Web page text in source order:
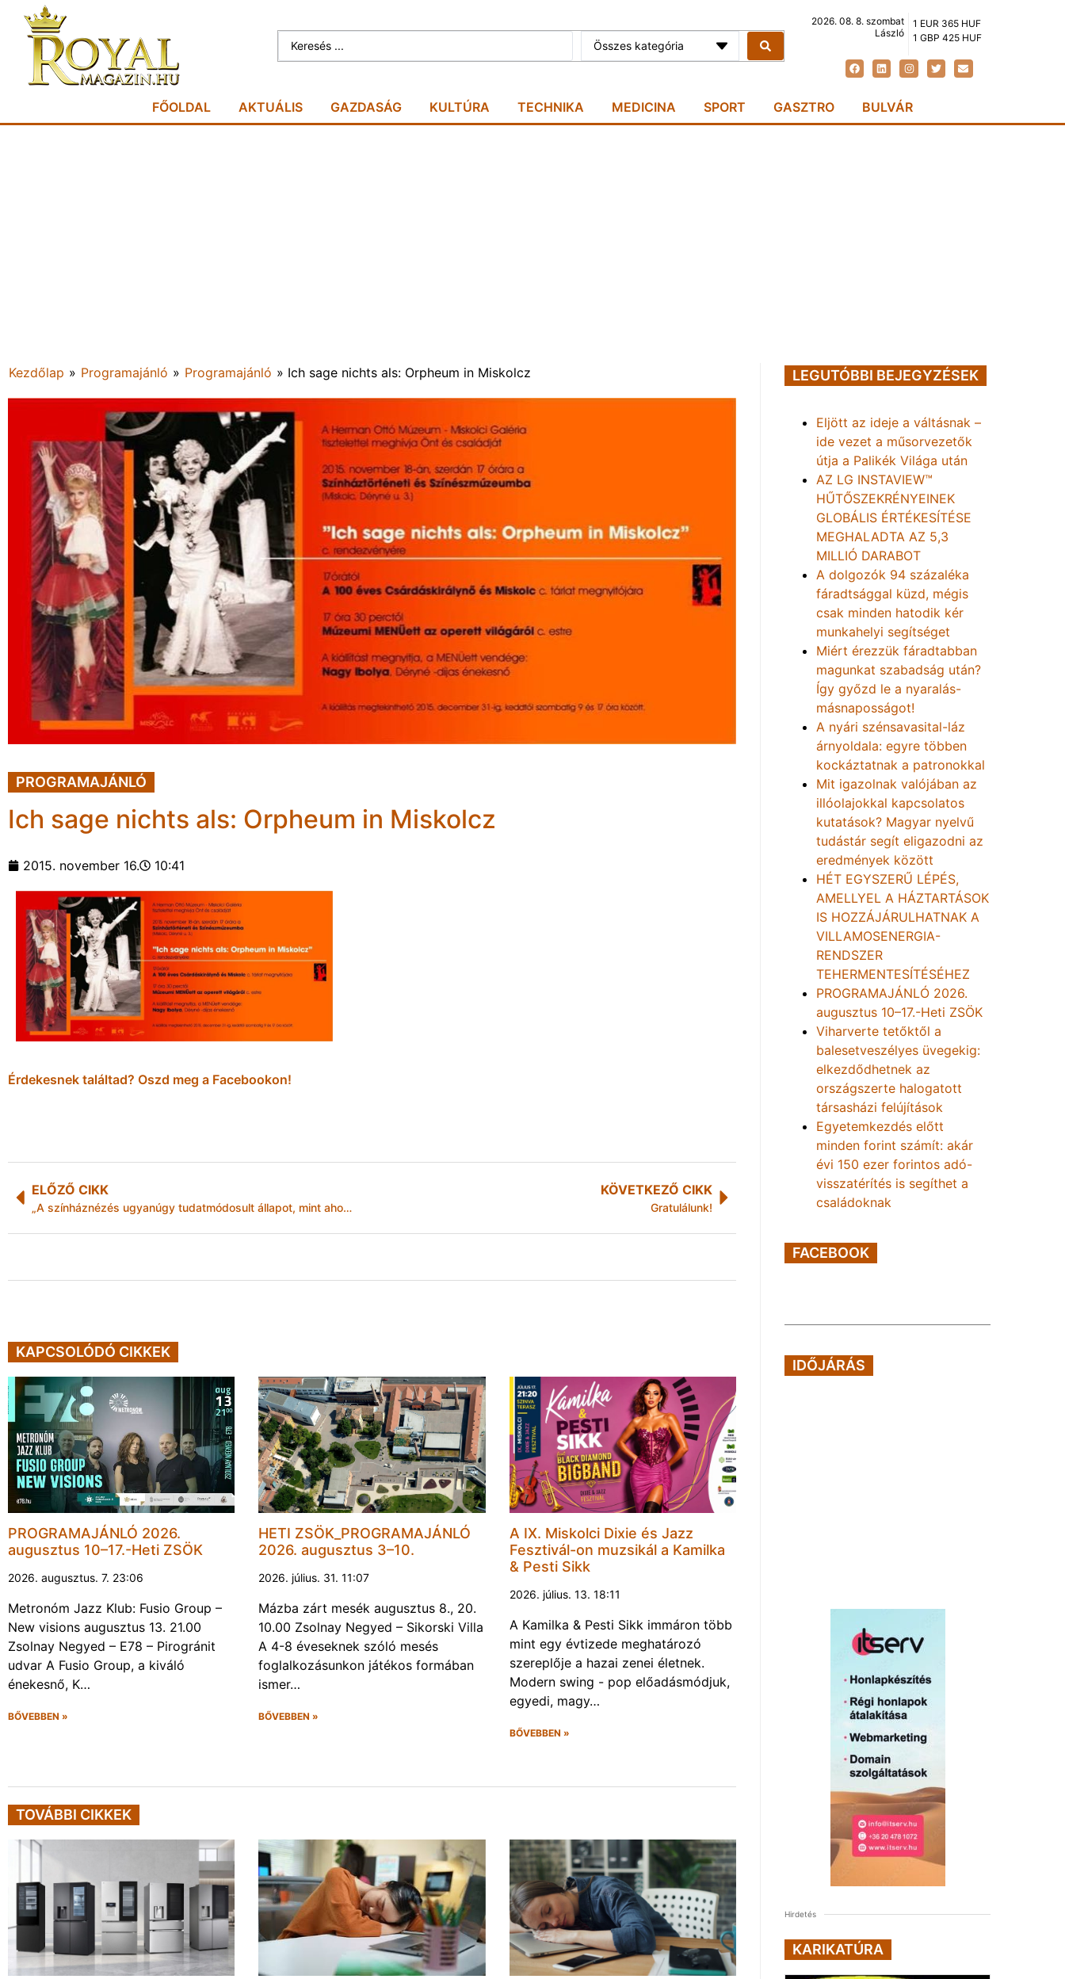
Összes kategória
2026. 08. 8. szombat
László
1 EUR 365 HUF
1 GBP 425 HUF
FŐOLDAL AKTUÁLIS GAZDASÁG KULTÚRA TECHNIKA MEDICINA SPORT GASZTRO BULVÁR
Kezdőlap » Programajánló » Programajánló » Ich sage nichts als: Orpheum in Miskolcz
PROGRAMAJÁNLÓ
Ich sage nichts als: Orpheum in Miskolcz
2015. november 16. 10:41
Érdekesnek találtad? Oszd meg a Facebookon!
ELŐZŐ CIKK
„A színháznézés ugyanúgy tudatmódosult állapot, mint ahogyan a színházjátszás” – színházi nevelési program Miskolcon
KÖVETKEZŐ CIKK
Gratulálunk!
KAPCSOLÓDÓ CIKKEK
PROGRAMAJÁNLÓ 2026.
augusztus 10–17.-Heti ZSÖK
2026. augusztus. 7. 23:06
Metronóm Jazz Klub: Fusio Group –
New visions augusztus 13. 21.00
Zsolnay Negyed – E78 – Pirogránit
udvar A Fusio Group, a kiváló
énekesnő, K…
BŐVEBBEN »
HETI ZSÖK_PROGRAMAJÁNLÓ
2026. augusztus 3–10.
2026. július. 31. 11:07
Mázba zárt mesék augusztus 8., 20.
10.00 Zsolnay Negyed – Sikorski Villa
A 4-8 éveseknek szóló mesés
foglalkozásunkon játékos formában
ismer…
BŐVEBBEN »
A IX. Miskolci Dixie és Jazz
Fesztivál-on muzsikál a Kamilka
& Pesti Sikk
2026. július. 13. 18:11
A Kamilka & Pesti Sikk immáron több
mint egy évtizede meghatározó
szereplője a hazai zenei életnek.
Modern swing - pop előadásmódjuk,
egyedi, magy…
BŐVEBBEN »
TOVÁBBI CIKKEK
LEGUTÓBBI BEJEGYZÉSEK
Eljött az ideje a váltásnak –
ide vezet a műsorvezetők
útja a Palikék Világa után
AZ LG INSTAVIEW™
HŰTŐSZEKRÉNYEINEK
GLOBÁLIS ÉRTÉKESÍTÉSE
MEGHALADTA AZ 5,3
MILLIÓ DARABOT
A dolgozók 94 százaléka
fáradtsággal küzd, mégis
csak minden hatodik kér
munkahelyi segítséget
Miért érezzük fáradtabban
magunkat szabadság után?
Így győzd le a nyaralás-
másnaposságot!
A nyári szénsavasital-láz
árnyoldala: egyre többen
kockáztatnak a patronokkal
Mit igazolnak valójában az
illóolajokkal kapcsolatos
kutatások? Magyar nyelvű
tudástár segít eligazodni az
eredmények között
HÉT EGYSZERŰ LÉPÉS,
AMELLYEL A HÁZTARTÁSOK
IS HOZZÁJÁRULHATNAK A
VILLAMOSENERGIA-
RENDSZER
TEHERMENTESÍTÉSÉHEZ
PROGRAMAJÁNLÓ 2026.
augusztus 10–17.-Heti ZSÖK
Viharverte tetőktől a
balesetveszélyes üvegekig:
elkezdődhetnek az
országszerte halogatott
társasházi felújítások
Egyetemkezdés előtt
minden forint számít: akár
évi 150 ezer forintos adó-
visszatérítés is segíthet a
családoknak
FACEBOOK
IDŐJÁRÁS
Hirdetés
KARIKATÚRA